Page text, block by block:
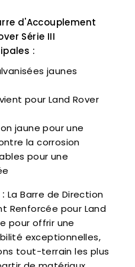
d'Accouplement
Série III
:
jaunes
pour Land Rover
jaune pour une
la corrosion
pour une
La Barre de Direction
Renforcée pour Land
pour offrir une
exceptionnelles,
tout-terrain les plus